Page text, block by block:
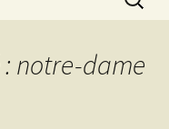
notre-dame